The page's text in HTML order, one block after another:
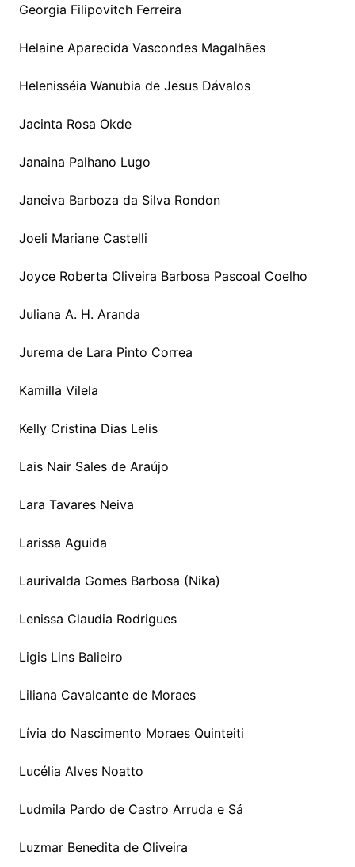
Georgia Filipovitch Ferreira
Helaine Aparecida Vascondes Magalhães
Helenisséia Wanubia de Jesus Dávalos
Jacinta Rosa Okde
Janaina Palhano Lugo
Janeiva Barboza da Silva Rondon
Joeli Mariane Castelli
Joyce Roberta Oliveira Barbosa Pascoal Coelho
Juliana A. H. Aranda
Jurema de Lara Pinto Correa
Kamilla Vilela
Kelly Cristina Dias Lelis
Lais Nair Sales de Araújo
Lara Tavares Neiva
Larissa Aguida
Laurivalda Gomes Barbosa (Nika)
Lenissa Claudia Rodrigues
Ligis Lins Balieiro
Liliana Cavalcante de Moraes
Lívia do Nascimento Moraes Quinteiti
Lucélia Alves Noatto
Ludmila Pardo de Castro Arruda e Sá
Luzmar Benedita de Oliveira